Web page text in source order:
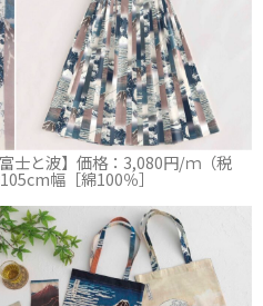
士と波】価格：3,080円/ｍ（税
幅［綿100％］